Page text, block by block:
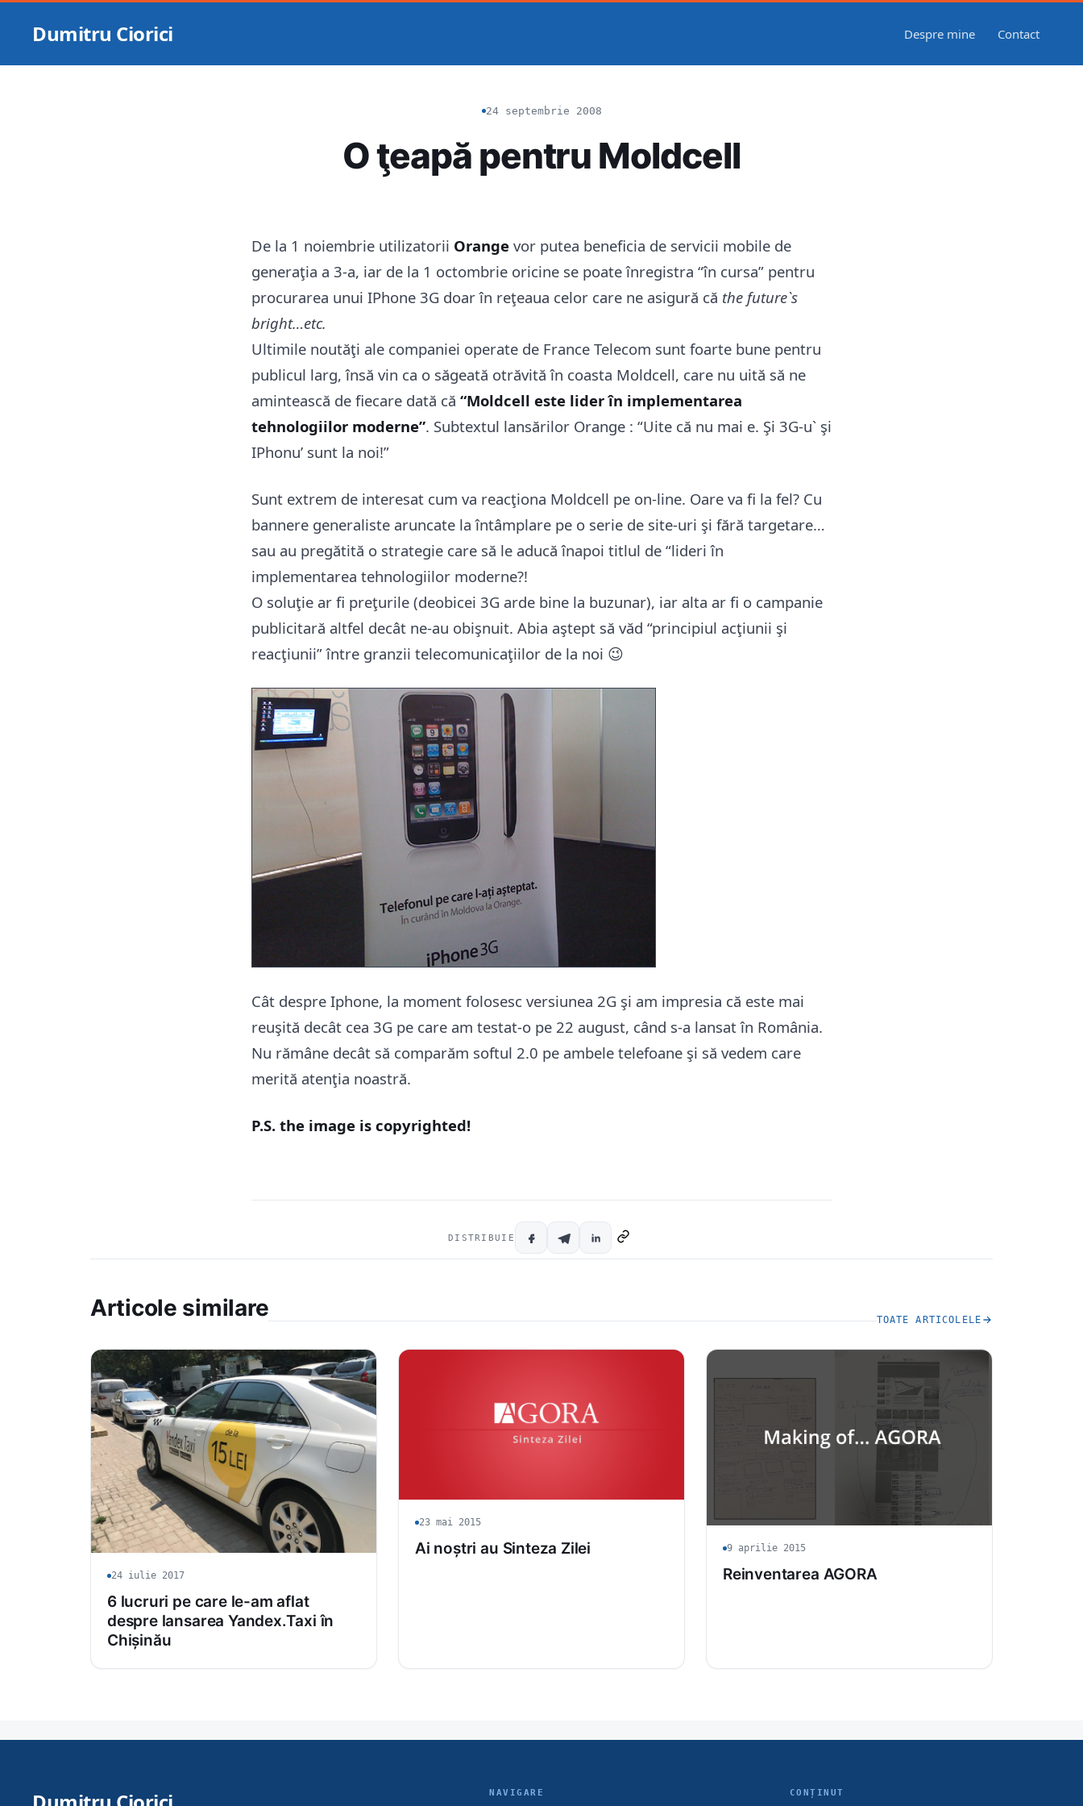
Dumitru Ciorici Despre mine Contact
24 septembrie 2008
O ţeapă pentru Moldcell
De la 1 noiembrie utilizatorii Orange vor putea beneficia de servicii mobile de
generaţia a 3-a, iar de la 1 octombrie oricine se poate înregistra “în cursa” pentru
procurarea unui IPhone 3G doar în reţeaua celor care ne asigură că the future`s
bright…etc.
Ultimile noutăţi ale companiei operate de France Telecom sunt foarte bune pentru
publicul larg, însă vin ca o săgeată otrăvită în coasta Moldcell, care nu uită să ne
amintească de fiecare dată că “Moldcell este lider în implementarea
tehnologiilor moderne”. Subtextul lansărilor Orange : “Uite că nu mai e. Şi 3G-u` şi
IPhonu’ sunt la noi!”
Sunt extrem de interesat cum va reacţiona Moldcell pe on-line. Oare va fi la fel? Cu
bannere generaliste aruncate la întâmplare pe o serie de site-uri şi fără targetare…
sau au pregătită o strategie care să le aducă înapoi titlul de “lideri în
implementarea tehnologiilor moderne?!
O soluţie ar fi preţurile (deobicei 3G arde bine la buzunar), iar alta ar fi o campanie
publicitară altfel decât ne-au obişnuit. Abia aştept să văd “principiul acţiunii şi
reacţiunii” între granzii telecomunicaţiilor de la noi 😉
Cât despre Iphone, la moment folosesc versiunea 2G şi am impresia că este mai
reuşită decât cea 3G pe care am testat-o pe 22 august, când s-a lansat în România.
Nu rămâne decât să comparăm softul 2.0 pe ambele telefoane şi să vedem care
merită atenţia noastră.
P.S. the image is copyrighted!
DISTRIBUIE
Articole similare TOATE ARTICOLELE
24 iulie 2017
6 lucruri pe care le-am aflat
despre lansarea Yandex.Taxi în
Chișinău
23 mai 2015
Ai noștri au Sinteza Zilei 9 aprilie 2015
Reinventarea AGORA
NAVIGARE CONȚINUT